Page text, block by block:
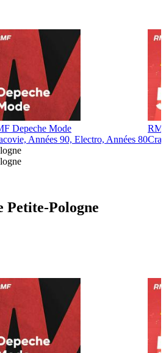
Depeche Mode
Années 90, Electro, Années 80
Petite-Pologne